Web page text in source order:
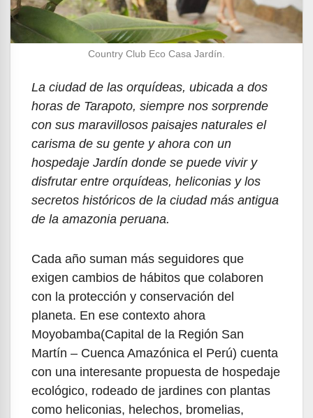
Country Club Eco Casa Jardín.
La ciudad de las orquídeas, ubicada a dos
horas de Tarapoto, siempre nos sorprende
con sus maravillosos paisajes naturales el
carisma de su gente y ahora con un
hospedaje Jardín donde se puede vivir y
disfrutar entre orquídeas, heliconias y los
secretos históricos de la ciudad más antigua
de la amazonia peruana.
Cada año suman más seguidores que
exigen cambios de hábitos que colaboren
con la protección y conservación del
planeta. En ese contexto ahora
Moyobamba(Capital de la Región San
Martín – Cuenca Amazónica el Perú) cuenta
con una interesante propuesta de hospedaje
ecológico, rodeado de jardines con plantas
como heliconias, helechos, bromelias,